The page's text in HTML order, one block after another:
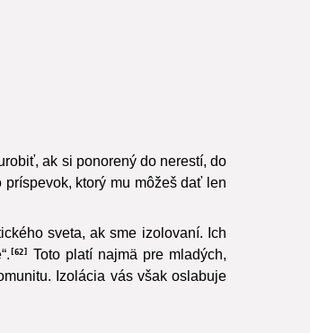
ak si ponorený do nerestí, do
ktorý mu môžeš dať len
sveta, ak sme izolovaní. Ich
Toto platí najmä pre mladých,
Izolácia vás však oslabuje